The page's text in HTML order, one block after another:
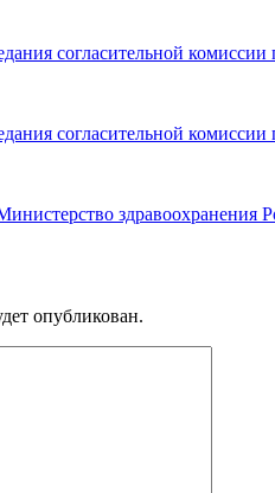
согласительной
согласительной
здравоохранения
опубликован.